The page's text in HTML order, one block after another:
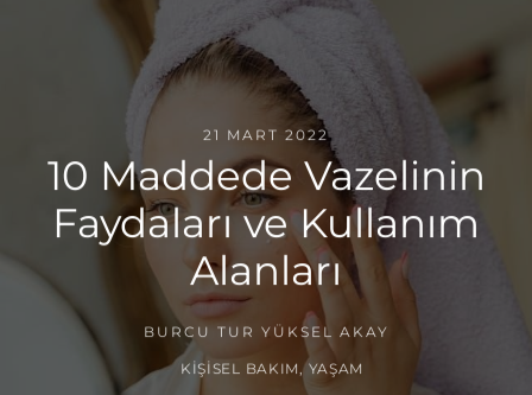
21 MART 2022
10 Maddede Vazelinin
Faydaları ve Kullanım
Alanları
BURCU TUR YÜKSEL AKAY
KIŞISEL BAKIM ,YAŞAM